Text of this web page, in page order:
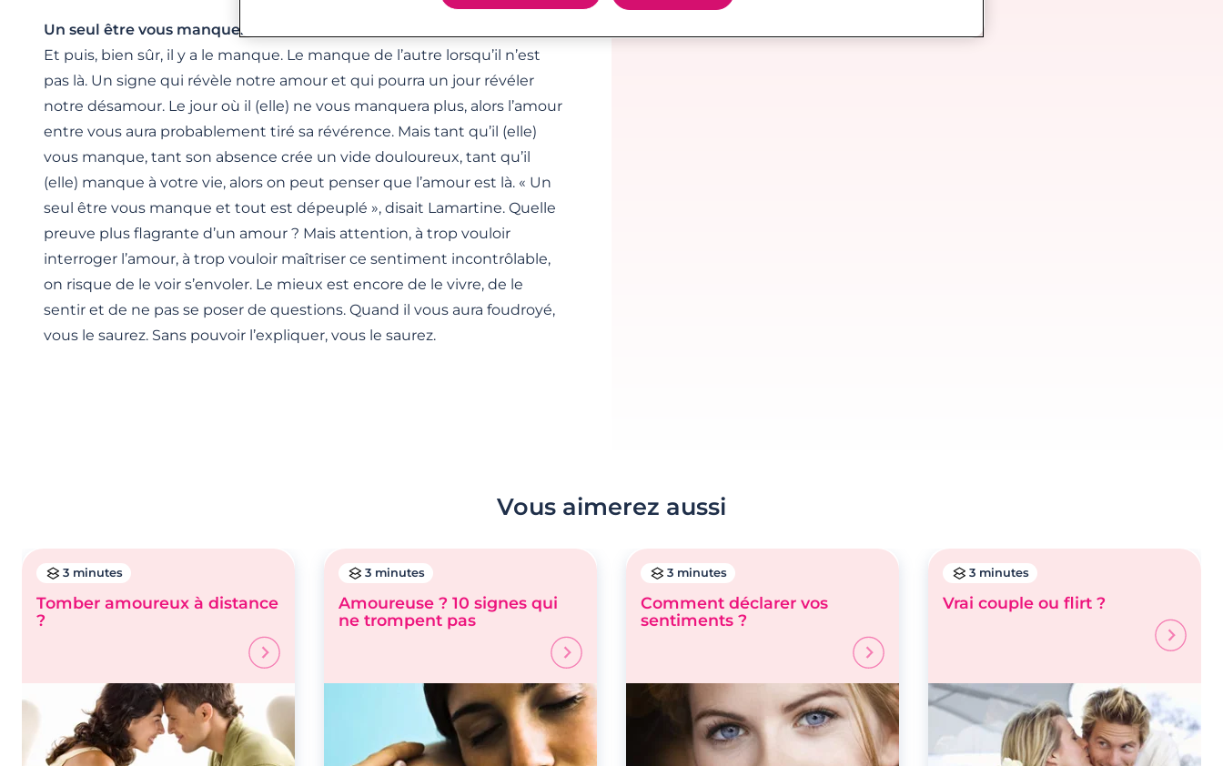
Un seul être vous manque…
Et puis, bien sûr, il y a le manque. Le manque de l’autre lorsqu’il n’est
pas là. Un signe qui révèle notre amour et qui pourra un jour révéler
notre désamour. Le jour où il (elle) ne vous manquera plus, alors l’amour
entre vous aura probablement tiré sa révérence. Mais tant qu’il (elle)
vous manque, tant son absence crée un vide douloureux, tant qu’il
(elle) manque à votre vie, alors on peut penser que l’amour est là. « Un
seul être vous manque et tout est dépeuplé », disait Lamartine. Quelle
preuve plus flagrante d’un amour ? Mais attention, à trop vouloir
interroger l’amour, à trop vouloir maîtriser ce sentiment incontrôlable,
on risque de le voir s’envoler. Le mieux est encore de le vivre, de le
sentir et de ne pas se poser de questions. Quand il vous aura foudroyé,
vous le saurez. Sans pouvoir l’expliquer, vous le saurez.
Vous aimerez aussi
3 minutes
Tomber amoureux à distance
?
3 minutes
Amoureuse ? 10 signes qui
ne trompent pas
3 minutes
Comment déclarer vos
sentiments ?
3 minutes
Vrai couple ou flirt ?